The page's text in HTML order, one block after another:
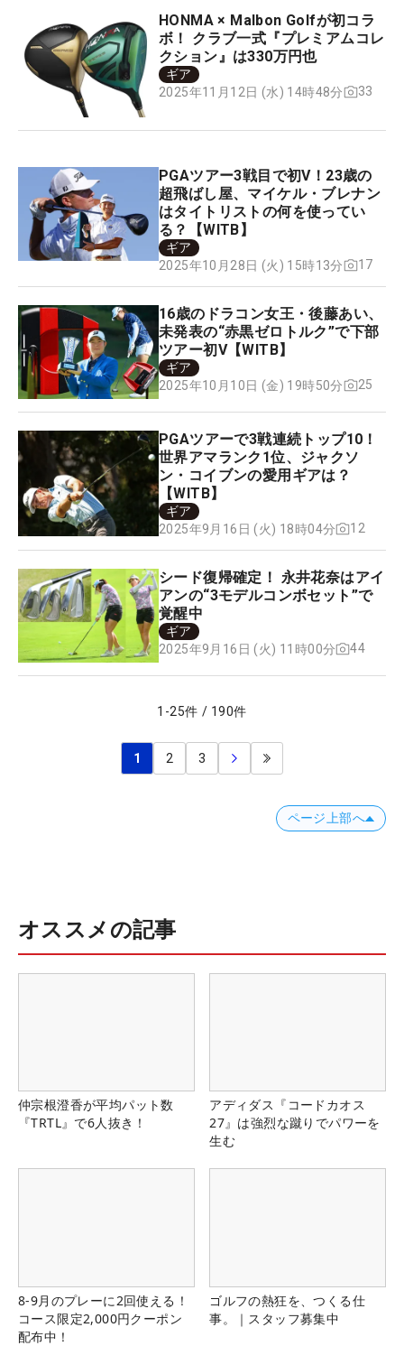
HONMA × Malbon Golfが初コラ
ボ！ クラブ一式『プレミアムコレ
クション』は330万円也
ギア
2025年11月12日 (水) 14時48分
33
PGAツアー3戦目で初V！23歳の
超飛ばし屋、マイケル・ブレナン
はタイトリストの何を使ってい
る？【WITB】
ギア
2025年10月28日 (火) 15時13分
17
16歳のドラコン女王・後藤あい、
未発表の“赤黒ゼロトルク”で下部
ツアー初V【WITB】
ギア
2025年10月10日 (金) 19時50分
25
PGAツアーで3戦連続トップ10！
世界アマランク1位、ジャクソ
ン・コイブンの愛用ギアは？
【WITB】
ギア
2025年9月16日 (火) 18時04分
12
シード復帰確定！ 永井花奈はアイ
アンの“3モデルコンボセット”で
覚醒中
ギア
2025年9月16日 (火) 11時00分
44
1 -25件 / 190件
1 2 3
ページ上部へ
オススメの記事
仲宗根澄香が平均パット数
『TRTL』で6人抜き！
アディダス『コードカオス
27』は強烈な蹴りでパワーを
生む
8-9月のプレーに2回使える！
コース限定2,000円クーポン
配布中！
ゴルフの熱狂を、つくる仕
事。｜スタッフ募集中